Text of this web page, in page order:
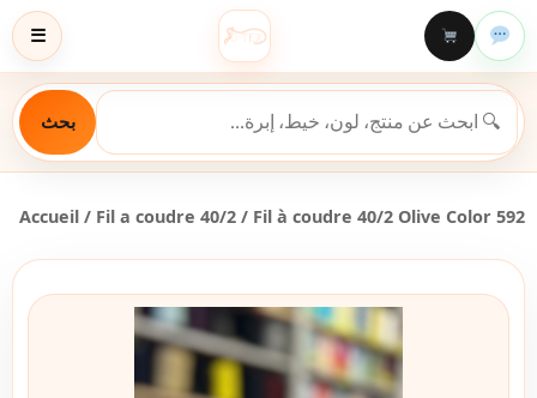
☰
بحث
Accueil / Fil a coudre 40/2 / Fil à coudre 40/2 Olive Color 592